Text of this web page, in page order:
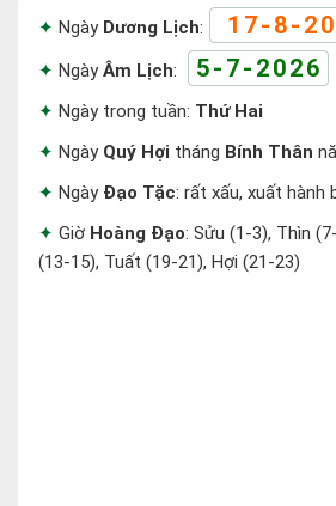
Ngày Dương Lịch: 17-8-
NgàyÂm Lịch: 5-7-2026
Ngày trong tuần: Thứ Hai
Ngày Quý Hợi tháng Bính Thân
Ngày Đạo Tặc: rất xấu, xuất hành
Giờ Hoàng Đạo: Sửu (1-3), Thìn
(13-15), Tuất (19-21), Hợi (21-23)